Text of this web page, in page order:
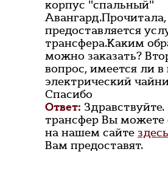
корпус "спальный"
Авангард.Прочитала,
предоставляется
трансфера.Каким
можно заказать?
вопрос, имеется ли
электрический
Спасибо
Ответ:
трансфер Вы
на нашем сайте
Вам предоставят.